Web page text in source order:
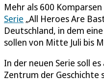
Mehr als 600
Serie „All Heroes Are
Deutschland, in dem
sollen von Mitte Juli bis
In der neuen Serie soll
Zentrum der